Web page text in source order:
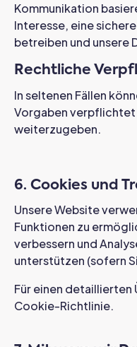
Kommunikation
Interesse, eine
betreiben und unsere
Rechtliche
In seltenen Fällen
Vorgaben verpflichtet
weiterzugeben.
6. Cookies und
Unsere Website
Funktionen zu
verbessern und
unterstützen (sofern
Für einen detaillierten
Cookie-Richtlinie.